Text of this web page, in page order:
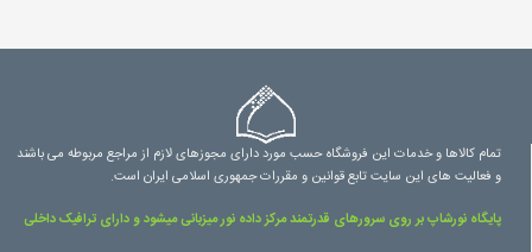
تمام کالاها و خدمات این فروشگاه حسب مورد دارای مجوزهای لازم از مراجع مربوطه می باشند
و فعالیت های این سایت تابع قوانین و مقررات جمهوری اسلامی ایران است.
پایگاه نورشاپ بر روی سرورهای قدرتمند مرکز داده نور میزبانی میشود و دارای ترافیک داخلی